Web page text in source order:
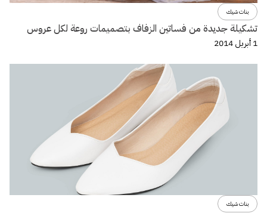
بنات شيك
تشكيلة جديدة من فساتين الزفاف بتصميمات روعة لكل عروس
1 أبريل 2014
بنات شيك